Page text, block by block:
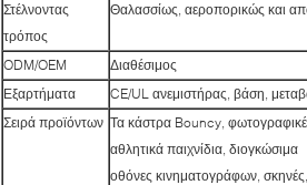
Στέλνοντας
τρόπος
Θαλασσίως, αεροπορικώς και
ODM/OEM
Διαθέσιμος
Εξαρτήματα
CE/UL ανεμιστήρας, βάση,
Σειρά προϊόντων Τα κάστρα Bouncy,
αθλητικά παιχνίδια, διογκώσιμα
οθόνες κινηματογράφων,